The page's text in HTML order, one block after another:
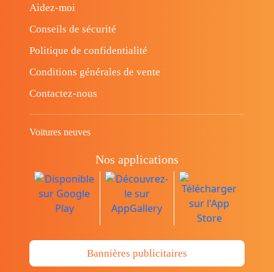
Aidez-moi
Conseils de sécurité
Politique de confidentialité
Conditions générales de vente
Contactez-nous
Voitures neuves
Nos applications
Bannières publicitaires